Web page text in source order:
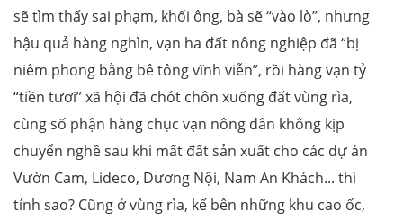
sẽ tìm thấy sai phạm, khối ông, bà sẽ “vào lò”, nhưng
hậu quả hàng nghìn, vạn ha đất nông nghiệp đã “bị
niêm phong bằng bê tông vĩnh viễn”, rồi hàng vạn tỷ
“tiền tươi” xã hội đã chót chôn xuống đất vùng rìa,
cùng số phận hàng chục vạn nông dân không kịp
chuyển nghề sau khi mất đất sản xuất cho các dự án
Vườn Cam, Lideco, Dương Nội, Nam An Khách... thì
tính sao? Cũng ở vùng rìa, kế bên những khu cao ốc,